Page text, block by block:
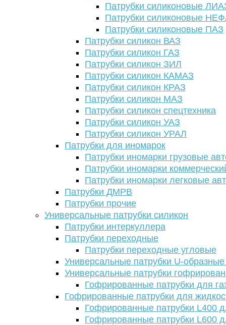
Патрубки силиконовые
Патрубки силиконовые
Патрубки силиконовые ПАЗ
Патрубки силикон ВАЗ
Патрубки силикон ГАЗ
Патрубки силикон ЗИЛ
Патрубки силикон КАМАЗ
Патрубки силикон КРАЗ
Патрубки силикон МАЗ
Патрубки силикон спецтехника
Патрубки силикон УАЗ
Патрубки силикон УРАЛ
Патрубки для иномарок
Патрубки иномарки грузовые
Патрубки иномарки
Патрубки иномарки легковые
Патрубки ДМРВ
Патрубки прочие
Универсальные патрубки силикон
Патрубки интеркуллера
Патрубки переходные
Патрубки переходные угловые
Универсальные патрубки U-
Универсальные патрубки
Гофрированные патрубки для
Гофрированные патрубки для
Гофрированные патрубки L400
Гофрированные патрубки L600